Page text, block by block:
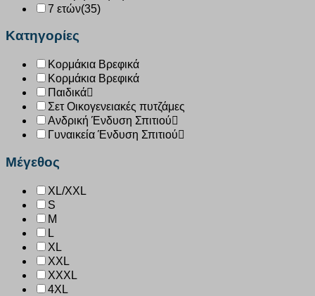
7 ετών(35)
Κατηγορίες
Κορμάκια Βρεφικά
Κορμάκια Βρεφικά
Παιδικά
Σετ Οικογενειακές πυτζάμες
Ανδρική Ένδυση Σπιτιού
Γυναικεία Ένδυση Σπιτιού
Μέγεθος
XL/XXL
S
M
L
XL
XXL
XXXL
4XL